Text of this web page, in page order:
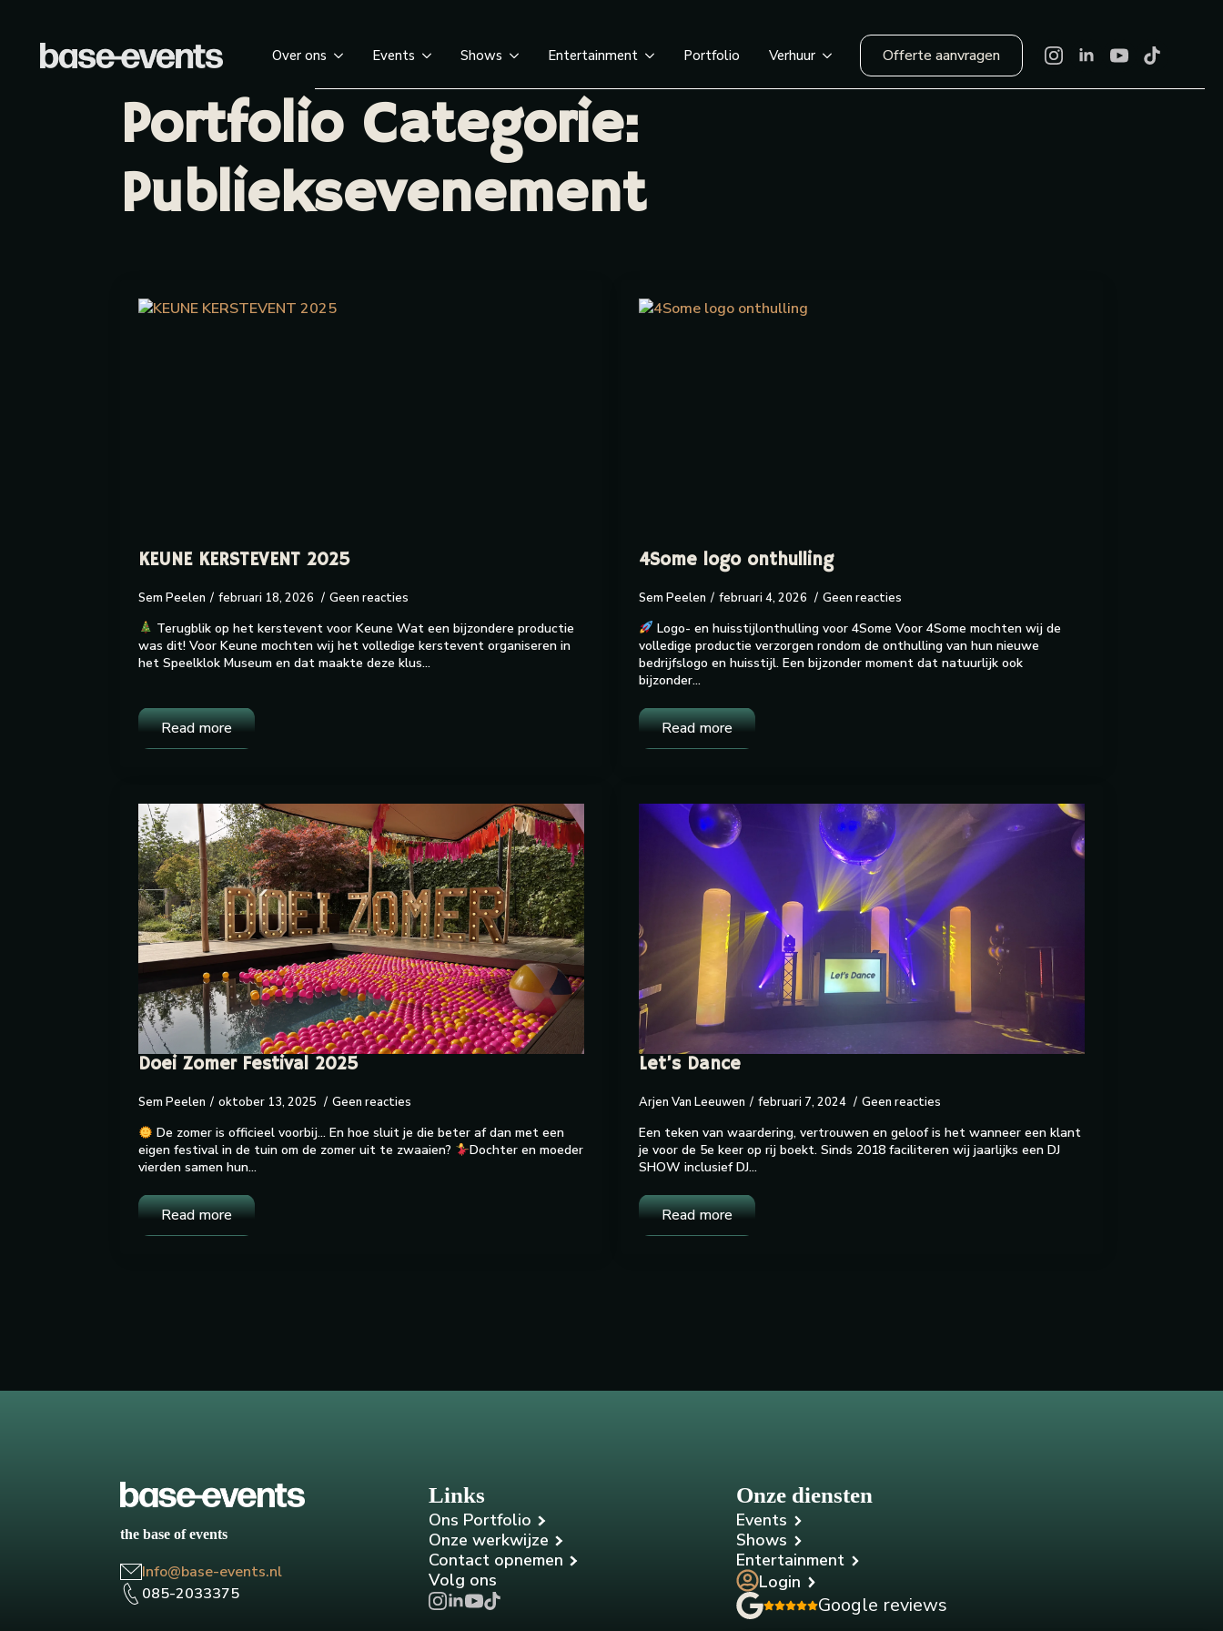
Over ons Events Shows Entertainment Portfolio Verhuur Offerte aanvragen
Portfolio Categorie:
Publieksevenement
KEUNE KERSTEVENT 2025
Sem Peelen februari 18, 2026 Geen reacties
Terugblik op het kerstevent voor Keune Wat een bijzondere productie
was dit! Voor Keune mochten wij het volledige kerstevent organiseren in
het Speelklok Museum en dat maakte deze klus…
Read more
4Some logo onthulling
Sem Peelen februari 4, 2026 Geen reacties
Logo- en huisstijlonthulling voor 4Some Voor 4Some mochten wij de
volledige productie verzorgen rondom de onthulling van hun nieuwe
bedrijfslogo en huisstijl. Een bijzonder moment dat natuurlijk ook
bijzonder…
Read more
Doei Zomer Festival 2025
Sem Peelen oktober 13, 2025 Geen reacties
De zomer is officieel voorbij… En hoe sluit je die beter af dan met een
eigen festival in de tuin om de zomer uit te zwaaien?
Dochter en moeder
vierden samen hun…
Read more
Let’s Dance
Arjen Van Leeuwen februari 7, 2024 Geen reacties
Een teken van waardering, vertrouwen en geloof is het wanneer een klant
je voor de 5e keer op rij boekt. Sinds 2018 faciliteren wij jaarlijks een DJ
SHOW inclusief DJ…
Read more
the base of events
Info@base-events.nl
085-2033375
Links
Ons Portfolio
Onze werkwijze
Contact opnemen
Volg ons
Onze diensten
Events
Shows
Entertainment
Login
Google reviews